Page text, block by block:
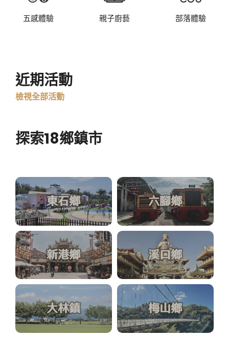
五感體驗 親子廚藝 部落體驗
近期活動
檢視全部活動
探索18鄉鎮市